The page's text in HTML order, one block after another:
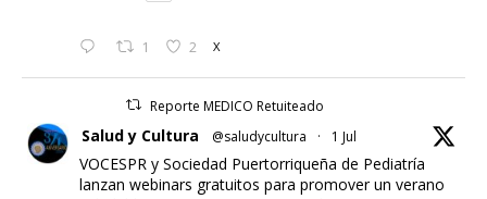
1 2 X
Reporte MEDICO Retuiteado
Salud y Cultura @saludycultura · 1 Jul
VOCESPR y Sociedad Puertorriqueña de Pediatría
lanzan webinars gratuitos para promover un verano